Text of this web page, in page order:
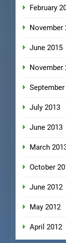
February
November
June 2015
November
September
July 2013
June 2013
March
October
June 2012
May 2012
April 2012